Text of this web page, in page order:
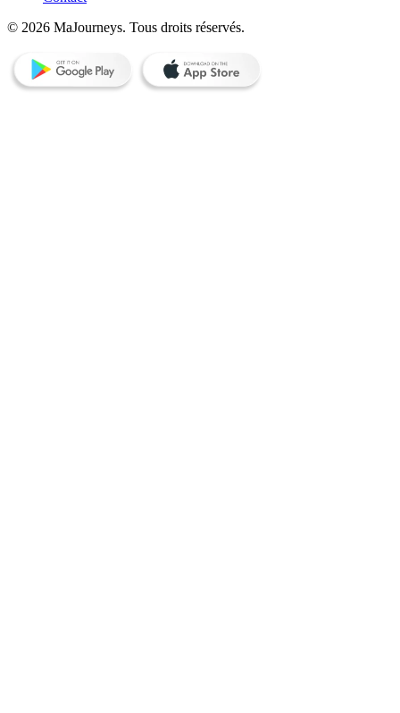
© 2026 MaJourneys. Tous droits réservés.